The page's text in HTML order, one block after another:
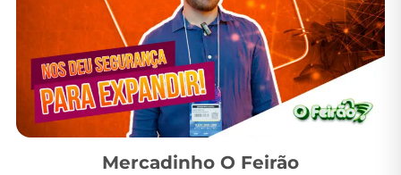
Mercadinho O Feirão